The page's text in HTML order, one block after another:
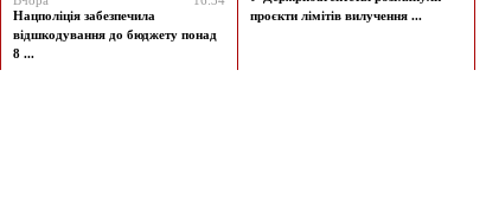
Нацполіція забезпечила
відшкодування до бюджету понад
8 ...
проєкти лімітів вилучення ...